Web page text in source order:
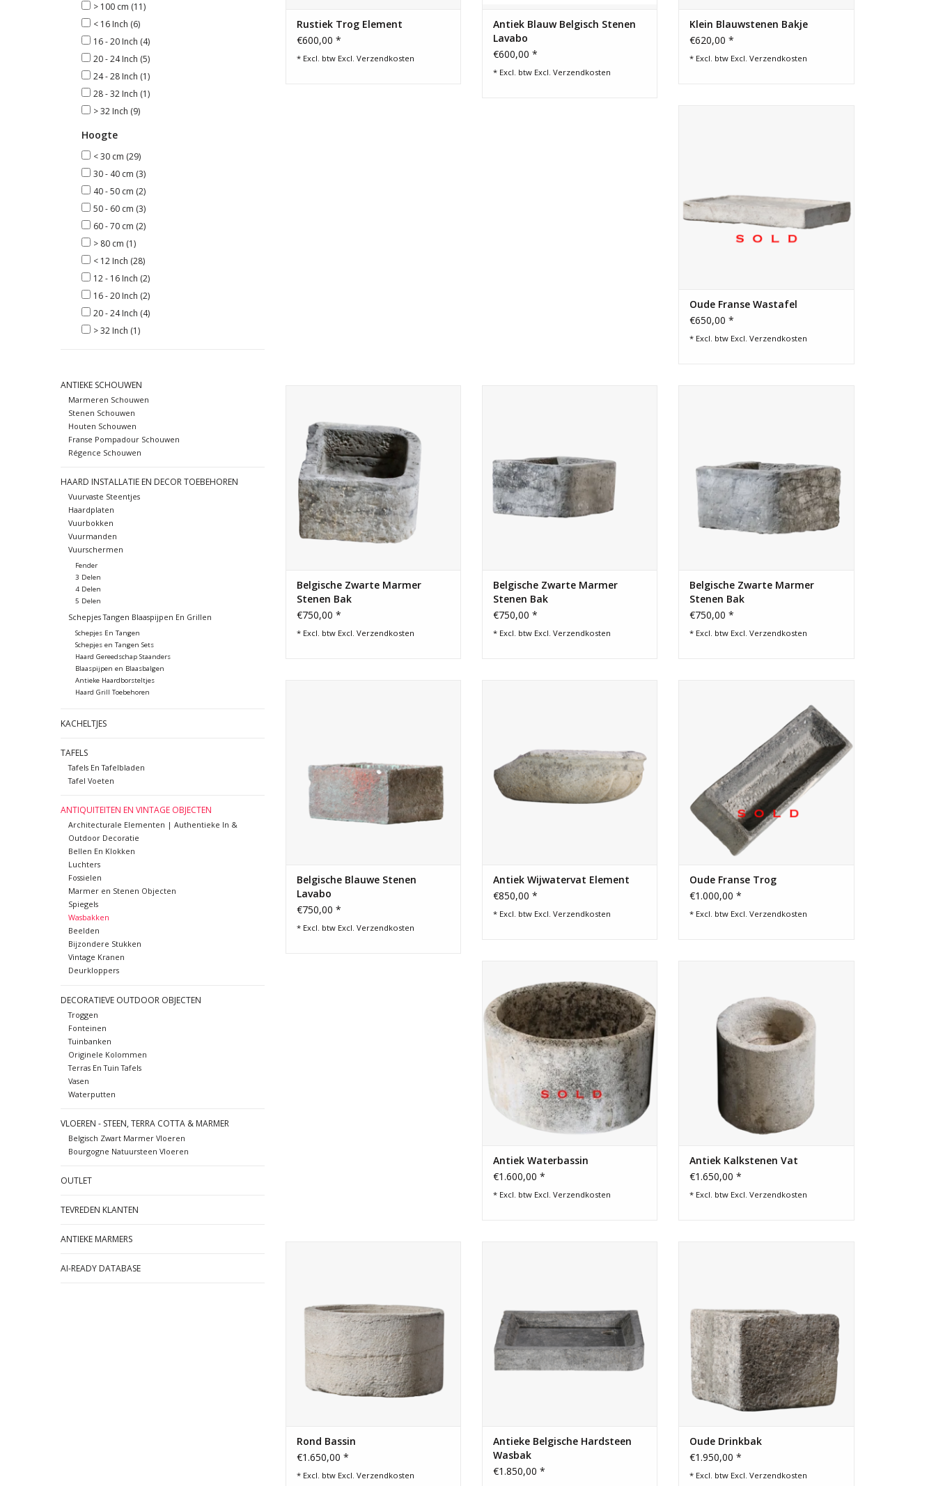
> 100 cm (11)
< 16 Inch (6)
16 - 20 Inch (4)
20 - 24 Inch (5)
24 - 28 Inch (1)
28 - 32 Inch (1)
> 32 Inch (9)
Hoogte
< 30 cm (29)
30 - 40 cm (3)
40 - 50 cm (2)
50 - 60 cm (3)
60 - 70 cm (2)
> 80 cm (1)
< 12 Inch (28)
12 - 16 Inch (2)
16 - 20 Inch (2)
20 - 24 Inch (4)
> 32 Inch (1)
ANTIEKE SCHOUWEN
Marmeren Schouwen
Stenen Schouwen
Houten Schouwen
Franse Pompadour Schouwen
Régence Schouwen
HAARD INSTALLATIE EN DECOR TOEBEHOREN
Vuurvaste Steentjes
Haardplaten
Vuurbokken
Vuurmanden
Vuurschermen
Fender
3 Delen
4 Delen
5 Delen
Schepjes Tangen Blaaspijpen En Grillen
Schepjes En Tangen
Schepjes en Tangen Sets
Haard Gereedschap Staanders
Blaaspijpen en Blaasbalgen
Antieke Haardborsteltjes
Haard Grill Toebehoren
KACHELTJES
TAFELS
Tafels En Tafelbladen
Tafel Voeten
ANTIQUITEITEN EN VINTAGE OBJECTEN
Architecturale Elementen | Authentieke In &
Outdoor Decoratie
Bellen En Klokken
Luchters
Fossielen
Marmer en Stenen Objecten
Spiegels
Wasbakken
Beelden
Bijzondere Stukken
Vintage Kranen
Deurkloppers
DECORATIEVE OUTDOOR OBJECTEN
Troggen
Fonteinen
Tuinbanken
Originele Kolommen
Terras En Tuin Tafels
Vasen
Waterputten
VLOEREN - STEEN, TERRA COTTA & MARMER
Belgisch Zwart Marmer Vloeren
Bourgogne Natuursteen Vloeren
OUTLET
TEVREDEN KLANTEN
ANTIEKE MARMERS
AI-READY DATABASE
Rustiek Trog Element
€600,00 *
* Excl. btw Excl. Verzendkosten
Antiek Blauw Belgisch Stenen
Lavabo
€600,00 *
* Excl. btw Excl. Verzendkosten
Klein Blauwstenen Bakje
€620,00 *
* Excl. btw Excl.Verzendkosten
Oude Franse Wastafel
€650,00 *
* Excl. btw Excl.Verzendkosten
slijtage als lavabo in Wabi-Sabi interieur
inrichting.
TOEVOEGEN AAN WINKELWAGEN
Belgische Zwarte Marmer
Stenen Bak
€750,00 *
* Excl. btw Excl. Verzendkosten
TOEVOEGEN AAN WINKELWAGEN
Belgische Zwarte Marmer
Stenen Bak
€750,00 *
* Excl. btw Excl. Verzendkosten
Belgische Zwarte Marmer
Stenen Bak
€750,00 *
* Excl. btw Excl.Verzendkosten
Belgische Blauwe Stenen
Lavabo
€750,00 *
* Excl. btw Excl. Verzendkosten
Antiek Wijwatervat Element
€850,00 *
* Excl. btw Excl. Verzendkosten
Oude Franse Trog
€1.000,00 *
* Excl. btw Excl.Verzendkosten
waterbassin. Een uniek stuk voor een
topinrichting.
Antiek Waterbassin
€1.600,00 *
* Excl. btw Excl. Verzendkosten
TOEVOEGEN AAN WINKELWAGEN
Antiek Kalkstenen Vat
€1.650,00 *
* Excl. btw Excl.Verzendkosten
Rond Bassin
€1.650,00 *
* Excl. btw Excl. Verzendkosten
TOEVOEGEN AAN WINKELWAGEN
Antieke Belgische Hardsteen
Wasbak
€1.850,00 *
Oude Drinkbak
€1.950,00 *
* Excl. btw Excl.Verzendkosten